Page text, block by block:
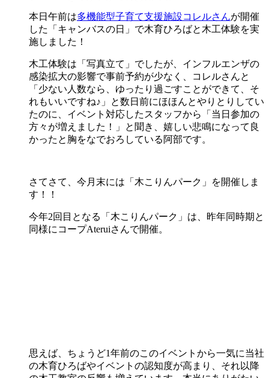
本日午前は多機能型子育て支援施設コレルさんが開催
した「キャンバスの日」で木育ひろばと木工体験を実
施しました！
木工体験は「写真立て」でしたが、インフルエンザの
感染拡大の影響で事前予約が少なく、コレルさんと
「少ない人数なら、ゆったり過ごすことができて、そ
れもいいですね♪」と数日前にほほんとやりとりしてい
たのに、イベント対応したスタッフから「当日参加の
方々が増えました！」と聞き、嬉しい悲鳴になって良
かったと胸をなでおろしている阿部です。
さてさて、今月末には「木こりんパーク」を開催しま
す！！
今年2回目となる「木こりんパーク」は、昨年同時期と
同様にコープAteruiさんで開催。
思えば、ちょうど1年前のこのイベントから一気に当社
の木育ひろばやイベントの認知度が高まり、それ以降